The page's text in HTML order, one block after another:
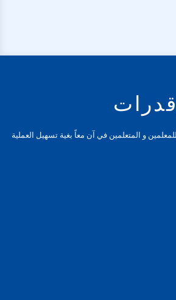
و المتعلمين في آن معاً بغية تسهيل العملية